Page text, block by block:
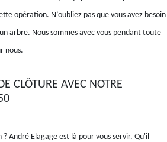
opération. N’oubliez pas que vous avez besoin
arbre. Nous sommes avec vous pendant toute
nous.
CLÔTURE AVEC NOTRE
André Elagage est là pour vous servir. Qu'il